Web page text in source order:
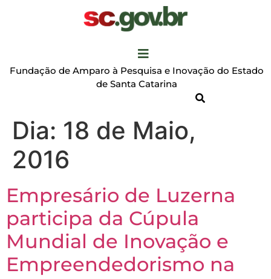
Fundação de Amparo à Pesquisa e Inovação do Estado
de Santa Catarina
Dia: 18 de Maio,
2016
Empresário de Luzerna
participa da Cúpula
Mundial de Inovação e
Empreendedorismo na